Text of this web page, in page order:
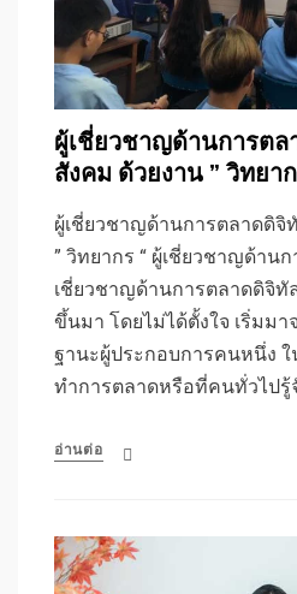
ผู้เชี่ยวชาญด้านการต
สังคม ด้วยงาน ” วิทยา
ผู้เชี่ยวชาญด้านการตลาดดิจิ
” วิทยากร “ ผู้เชี่ยวชาญด้า
เชี่ยวชาญด้านการตลาดดิจิทั
ขึ้นมา โดยไม่ได้ตั้งใจ เริ่มม
ฐานะผู้ประกอบการคนหนึ่ง
ทำการตลาดหรือที่คนทั่วไปรู้
อ่านต่อ